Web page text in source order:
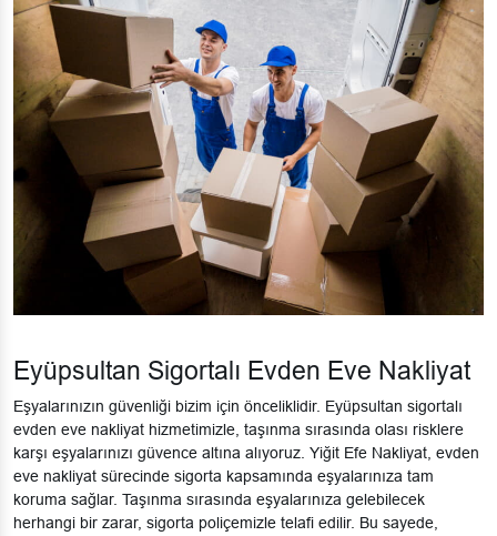
Eyüpsultan Sigortalı Evden Eve Nakliyat
Eşyalarınızın güvenliği bizim için önceliklidir. Eyüpsultan sigortalı
evden eve nakliyat hizmetimizle, taşınma sırasında olası risklere
karşı eşyalarınızı güvence altına alıyoruz. Yiğit Efe Nakliyat, evden
eve nakliyat sürecinde sigorta kapsamında eşyalarınıza tam
koruma sağlar. Taşınma sırasında eşyalarınıza gelebilecek
herhangi bir zarar, sigorta poliçemizle telafi edilir. Bu sayede,